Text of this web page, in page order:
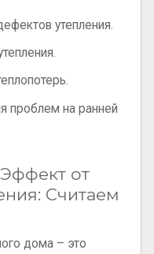
утепления.
проблем на ранней
от
Считаем
дома – это